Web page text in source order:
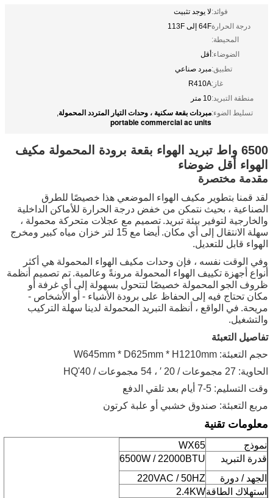
فوائد:لا يوجد تثبيت
درجة الحرارة
المحيطة:
64F إلى 113F
الضوضاء:أقل
تطبيق:مبرد صناعي
غاز:R410A
منطقة التبريد:10 متر
تسليط الضوء:مبردات بقعة سكنية ، وحدات التيار المتردد المحمولة,
portable commercial ac units
6500 واط تبريد الهواء بقعة برودة المحمولة مكيف
الهواء أقل ضوضاء
مقدمة مختصرة
لقد قمنا بتطوير مكيف الهواء الموضعي هذا خصيصًا للطرق
الصناعية ، بحيث نتمكن من خفض درجة الحرارة للأماكن الداخلية
والخارجية لتوفير بيئة تبريد. تصميم مع عجلات متحركة محمولة ،
سهلة الانتقال إلى أي مكان.
أيضا مع 15 لتر خزان مياه كبير ومخرج
الهواء قابل للتعديل.
وفي الوقت نفسه ، فإن وحدات مكيف الهواء المحمولة هي أكثر
أنواع أجهزة تكييف الهواء المحمولة مرونةً وعالمية. تم تصميم أنظمة
ظروف الجو المحمولة خصيصًا لتتحول بسهولة إلى أي غرفة أو
مكان تحتاج فيه إلى الحفاظ على برودة الأشياء - أو الأشخاص -
مريحة. في الواقع ، أنظمة التبريد المحمولة لدينا سهلة التركيب
والتشغيل.
تفاصيل التعبئة
حجم التعبئة: W645mm * D625mm * H1210mm
الحاوية: 27 مجموعات / 20 ′ ، 54 مجموعات / 40'HQ
وقت التسليم: 5-7 أيام بعد تلقي الدفع
مربع التعبئة: صندوق خشبي أو علبة كرتون
معلومات تقنية
نموذج
WX65
قدرة التبريد
6500W / 22000BTU
الجهد / دورة
220VAC / 50HZ
استهلاك الطاقة2.4KW